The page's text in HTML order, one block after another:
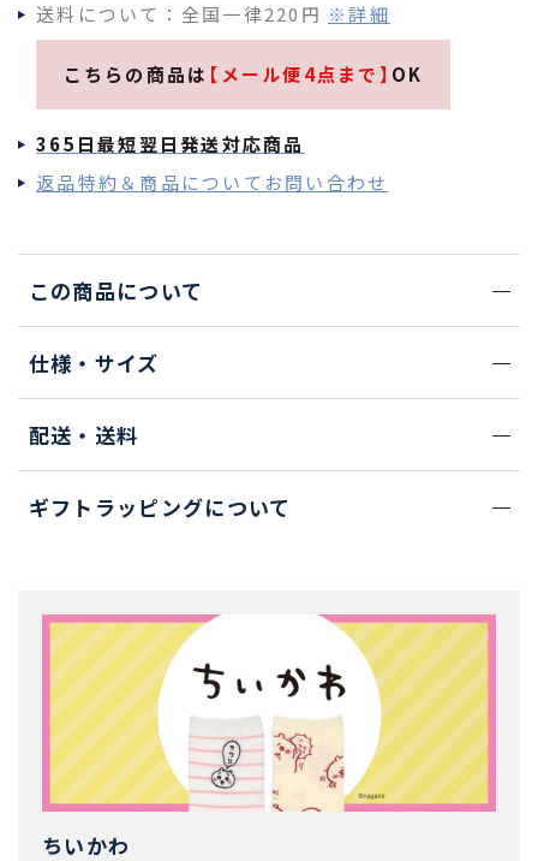
送料について：全国一律220円 ※詳細
こちらの商品は 【メール便4点まで】 OK
365日最短翌日発送対応商品
返品特約＆商品についてお問い合わせ
この商品について
仕様・サイズ
配送・送料
ギフトラッピングについて
ちいかわ